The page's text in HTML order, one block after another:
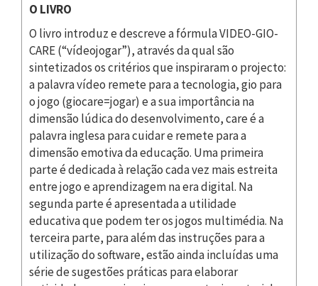
O LIVRO
O livro introduz e descreve a fórmula VIDEO-GIO-
CARE (“vídeojogar”), através da qual são
sintetizados os critérios que inspiraram o projecto:
a palavra vídeo remete para a tecnologia, gio para
o jogo (giocare=jogar) e a sua importância na
dimensão lúdica do desenvolvimento, care é a
palavra inglesa para cuidar e remete para a
dimensão emotiva da educação. Uma primeira
parte é dedicada à relação cada vez mais estreita
entre jogo e aprendizagem na era digital. Na
segunda parte é apresentada a utilidade
educativa que podem ter os jogos multimédia. Na
terceira parte, para além das instruções para a
utilização do software, estão ainda incluídas uma
série de sugestões práticas para elaborar